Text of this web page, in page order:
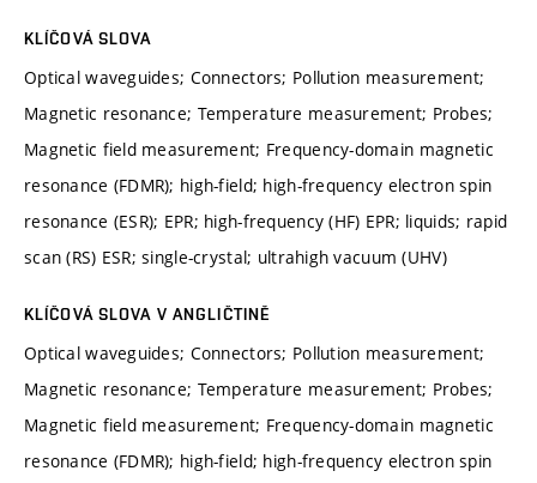
KLÍČOVÁ SLOVA
Optical waveguides; Connectors; Pollution measurement;
Magnetic resonance; Temperature measurement; Probes;
Magnetic field measurement; Frequency-domain magnetic
resonance (FDMR); high-field; high-frequency electron spin
resonance (ESR); EPR; high-frequency (HF) EPR; liquids; rapid
scan (RS) ESR; single-crystal; ultrahigh vacuum (UHV)
KLÍČOVÁ SLOVA V ANGLIČTINĚ
Optical waveguides; Connectors; Pollution measurement;
Magnetic resonance; Temperature measurement; Probes;
Magnetic field measurement; Frequency-domain magnetic
resonance (FDMR); high-field; high-frequency electron spin